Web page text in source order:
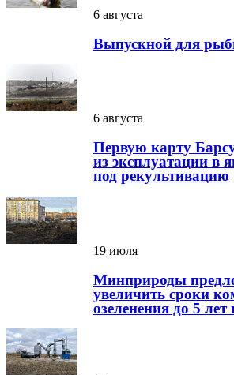
6 августа
Выпускной для
6 августа
Первую карту
из эксплуатации в
под рекультивацию
19 июля
Минприроды
увеличить сроки
озеленения до 5